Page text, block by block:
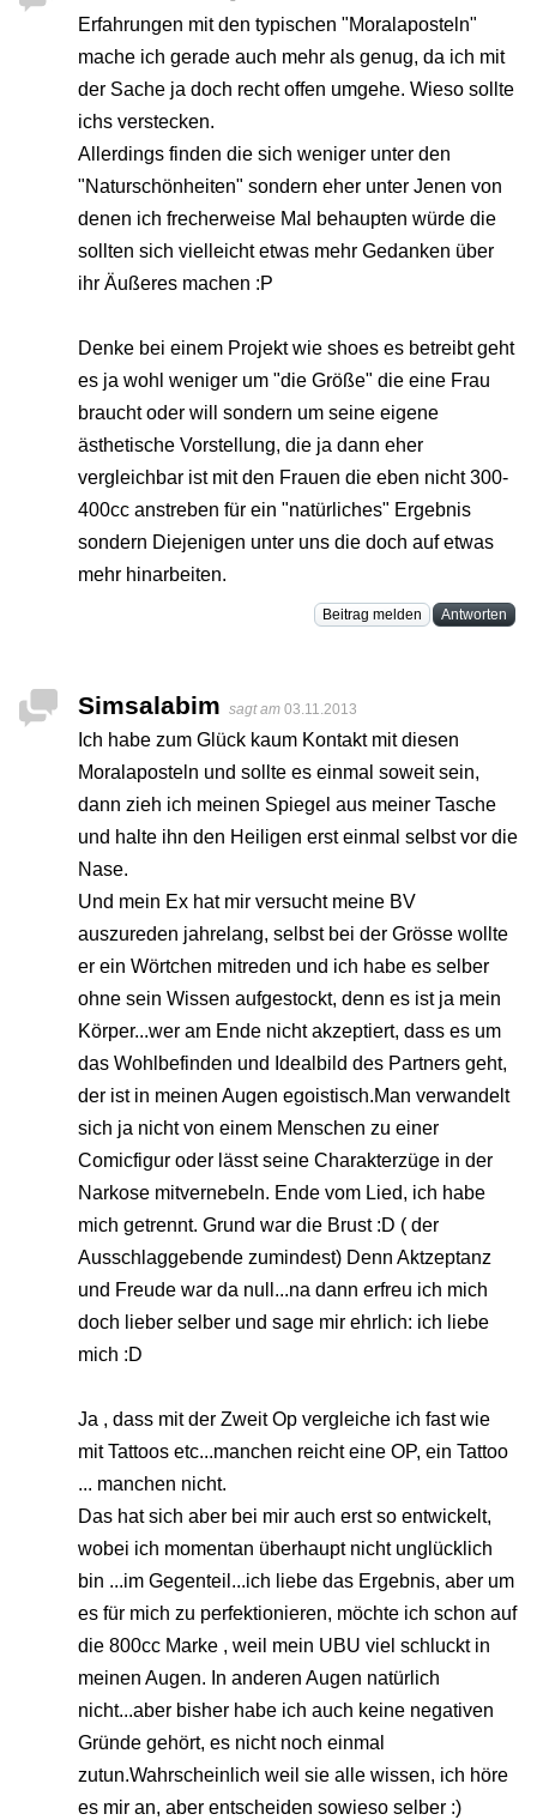
Erfahrungen mit den typischen "Moralaposteln"
mache ich gerade auch mehr als genug, da ich mit
der Sache ja doch recht offen umgehe. Wieso sollte
ichs verstecken.
Allerdings finden die sich weniger unter den
"Naturschönheiten" sondern eher unter Jenen von
denen ich frecherweise Mal behaupten würde die
sollten sich vielleicht etwas mehr Gedanken über
ihr Äußeres machen :P
Denke bei einem Projekt wie shoes es betreibt geht
es ja wohl weniger um "die Größe" die eine Frau
braucht oder will sondern um seine eigene
ästhetische Vorstellung, die ja dann eher
vergleichbar ist mit den Frauen die eben nicht 300-
400cc anstreben für ein "natürliches" Ergebnis
sondern Diejenigen unter uns die doch auf etwas
mehr hinarbeiten.
Beitrag melden Antworten
Simsalabim sagt am 03.11.2013
Ich habe zum Glück kaum Kontakt mit diesen
Moralaposteln und sollte es einmal soweit sein,
dann zieh ich meinen Spiegel aus meiner Tasche
und halte ihn den Heiligen erst einmal selbst vor die
Nase.
Und mein Ex hat mir versucht meine BV
auszureden jahrelang, selbst bei der Grösse wollte
er ein Wörtchen mitreden und ich habe es selber
ohne sein Wissen aufgestockt, denn es ist ja mein
Körper...wer am Ende nicht akzeptiert, dass es um
das Wohlbefinden und Idealbild des Partners geht,
der ist in meinen Augen egoistisch.Man verwandelt
sich ja nicht von einem Menschen zu einer
Comicfigur oder lässt seine Charakterzüge in der
Narkose mitvernebeln. Ende vom Lied, ich habe
mich getrennt. Grund war die Brust :D ( der
Ausschlaggebende zumindest) Denn Aktzeptanz
und Freude war da null...na dann erfreu ich mich
doch lieber selber und sage mir ehrlich: ich liebe
mich :D
Ja , dass mit der Zweit Op vergleiche ich fast wie
mit Tattoos etc...manchen reicht eine OP, ein Tattoo
... manchen nicht.
Das hat sich aber bei mir auch erst so entwickelt,
wobei ich momentan überhaupt nicht unglücklich
bin ...im Gegenteil...ich liebe das Ergebnis, aber um
es für mich zu perfektionieren, möchte ich schon auf
die 800cc Marke , weil mein UBU viel schluckt in
meinen Augen. In anderen Augen natürlich
nicht...aber bisher habe ich auch keine negativen
Gründe gehört, es nicht noch einmal
zutun.Wahrscheinlich weil sie alle wissen, ich höre
es mir an, aber entscheiden sowieso selber :)